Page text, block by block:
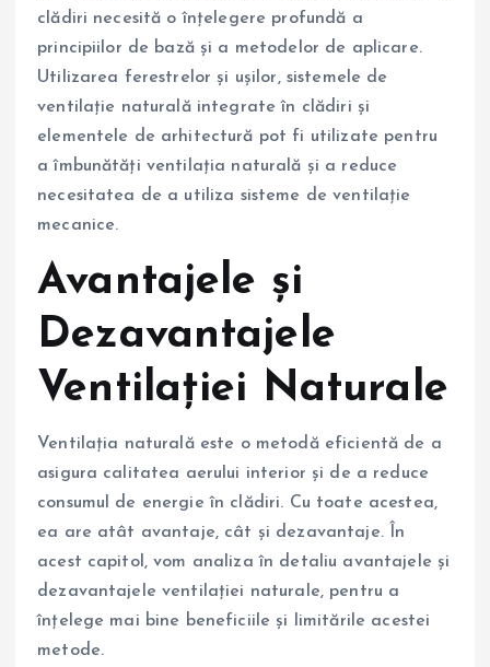
clădiri necesită o înțelegere profundă a
principiilor de bază și a metodelor de aplicare.
Utilizarea ferestrelor și ușilor, sistemele de
ventilație naturală integrate în clădiri și
elementele de arhitectură pot fi utilizate pentru
a îmbunătăți ventilația naturală și a reduce
necesitatea de a utiliza sisteme de ventilație
mecanice.
Avantajele și
Dezavantajele
Ventilației Naturale
Ventilația naturală este o metodă eficientă de a
asigura calitatea aerului interior și de a reduce
consumul de energie în clădiri. Cu toate acestea,
ea are atât avantaje, cât și dezavantaje. În
acest capitol, vom analiza în detaliu avantajele și
dezavantajele ventilației naturale, pentru a
înțelege mai bine beneficiile și limitările acestei
metode.